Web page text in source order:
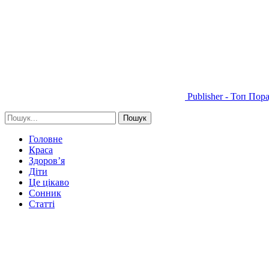
Publisher - Топ
Головне
Краса
Здоров’я
Діти
Це цікаво
Сонник
Статті